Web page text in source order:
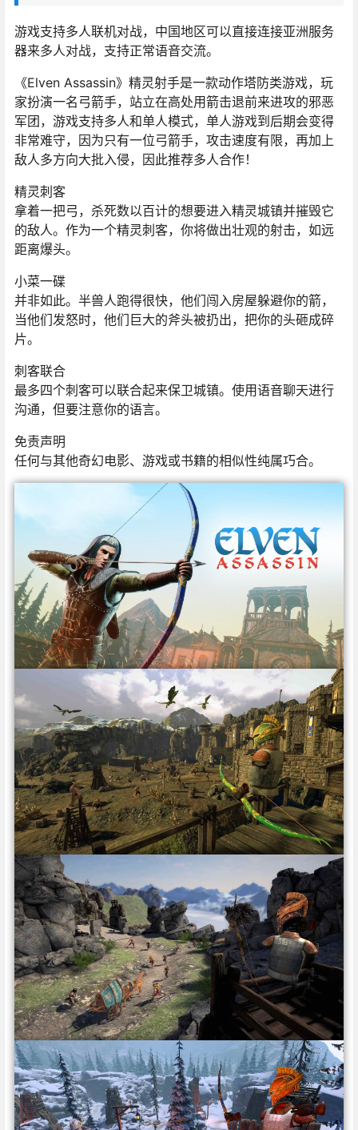
游戏支持多人联机对战，中国地区可以直接连接亚洲服务
器来多人对战，支持正常语音交流。
《Elven Assassin》精灵射手是一款动作塔防类游戏，玩
家扮演一名弓箭手，站立在高处用箭击退前来进攻的邪恶
军团，游戏支持多人和单人模式，单人游戏到后期会变得
非常难守，因为只有一位弓箭手，攻击速度有限，再加上
敌人多方向大批入侵，因此推荐多人合作！
精灵刺客
拿着一把弓，杀死数以百计的想要进入精灵城镇并摧毁它
的敌人。作为一个精灵刺客，你将做出壮观的射击，如远
距离爆头。
小菜一碟
并非如此。半兽人跑得很快，他们闯入房屋躲避你的箭，
当他们发怒时，他们巨大的斧头被扔出，把你的头砸成碎
片。
刺客联合
最多四个刺客可以联合起来保卫城镇。使用语音聊天进行
沟通，但要注意你的语言。
免责声明
任何与其他奇幻电影、游戏或书籍的相似性纯属巧合。